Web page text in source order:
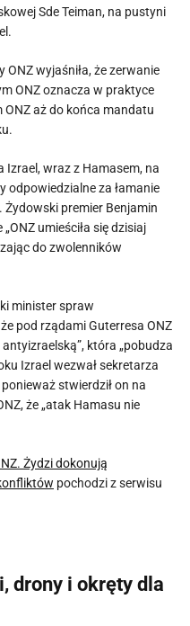
Sde Teiman, na pustyni
wyjaśniła, że zerwanie
ONZ oznacza w praktyce
ONZ aż do końca mandatu
Izrael, wraz z Hamasem, na
odpowiedzialne za łamanie
premier Benjamin
umieściła się dzisiaj
do zwolenników
minister spraw
pod rządami Guterresa ONZ
która „pobudza
Izrael wezwał sekretarza
stwierdził on na
że „atak Hamasu nie
Żydzi dokonują
pochodzi z serwisu
drony i okręty dla